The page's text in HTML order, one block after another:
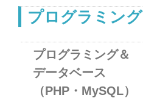
プログラミング
プログラミング＆
データベース
（PHP・MySQL）